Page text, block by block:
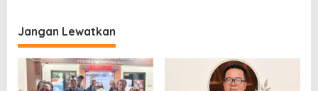
Jangan Lewatkan